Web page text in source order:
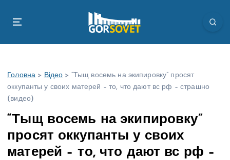
Головна > Відео > “Тыщ восемь на экипировку” просят
оккупанты у своих матерей – то, что дают вс рф – страшно
(видео)
“Тыщ восемь на экипировку”
просят оккупанты у своих
матерей – то, что дают вс рф –